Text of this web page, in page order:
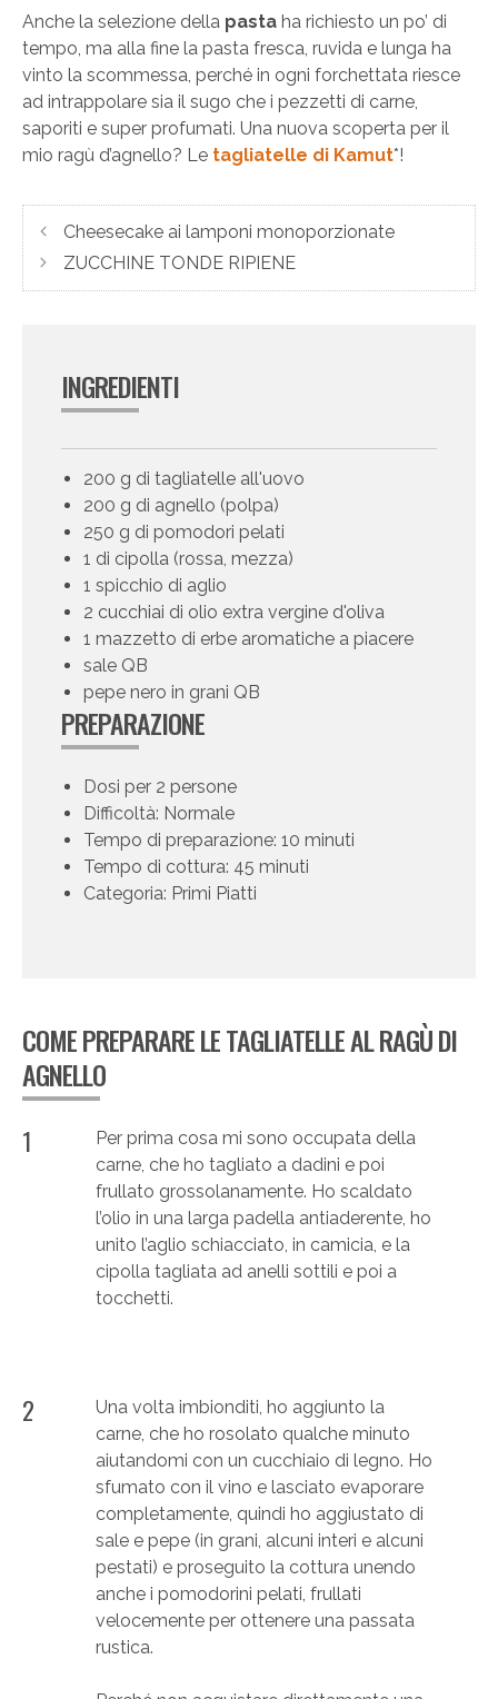
Anche la selezione della pasta ha richiesto un po’ di
tempo, ma alla fine la pasta fresca, ruvida e lunga ha
vinto la scommessa, perché in ogni forchettata riesce
ad intrappolare sia il sugo che i pezzetti di carne,
saporiti e super profumati. Una nuova scoperta per il
mio ragù d’agnello? Le tagliatelle di Kamut*!
Cheesecake ai lamponi monoporzionate
ZUCCHINE TONDE RIPIENE
INGREDIENTI
200 g di tagliatelle all'uovo
200 g di agnello (polpa)
250 g di pomodori pelati
1 di cipolla (rossa, mezza)
1 spicchio di aglio
2 cucchiai di olio extra vergine d'oliva
1 mazzetto di erbe aromatiche a piacere
sale QB
pepe nero in grani QB
PREPARAZIONE
Dosi per 2 persone
Difficoltà: Normale
Tempo di preparazione: 10 minuti
Tempo di cottura: 45 minuti
Categoria: Primi Piatti
COME PREPARARE LE TAGLIATELLE AL RAGÙ DI
AGNELLO
1
Per prima cosa mi sono occupata della
carne, che ho tagliato a dadini e poi
frullato grossolanamente. Ho scaldato
l’olio in una larga padella antiaderente, ho
unito l’aglio schiacciato, in camicia, e la
cipolla tagliata ad anelli sottili e poi a
tocchetti.
2
Una volta imbionditi, ho aggiunto la
carne, che ho rosolato qualche minuto
aiutandomi con un cucchiaio di legno. Ho
sfumato con il vino e lasciato evaporare
completamente, quindi ho aggiustato di
sale e pepe (in grani, alcuni interi e alcuni
pestati) e proseguito la cottura unendo
anche i pomodorini pelati, frullati
velocemente per ottenere una passata
rustica.